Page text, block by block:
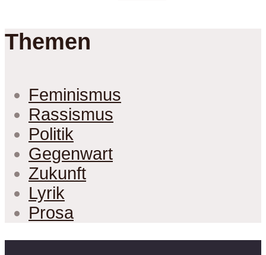
Themen
Feminismus
Rassismus
Politik
Gegenwart
Zukunft
Lyrik
Prosa